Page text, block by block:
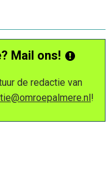
Mail ons!
de redactie van
!